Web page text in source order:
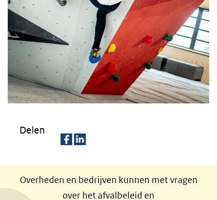
Delen
l
l
Overheden en bedrijven kunnen met vragen
over het afvalbeleid en